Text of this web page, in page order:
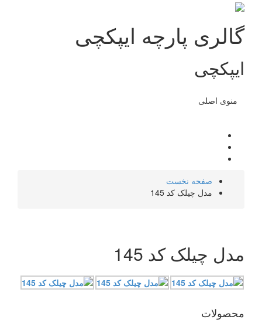
گالری پارچه ایپکچی
ایپکچی
منوی اصلی
صفحه نخست
مدل چیلک کد 145
مدل چیلک کد 145
محصولات